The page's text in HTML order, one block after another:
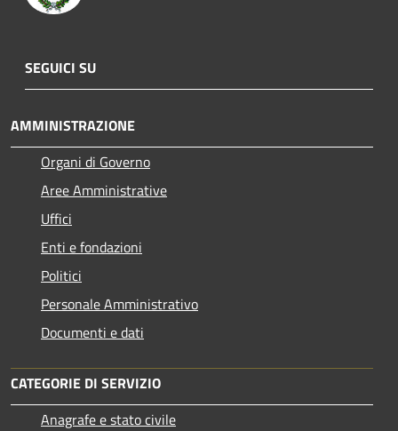
SEGUICI SU
AMMINISTRAZIONE
Organi di Governo
Aree Amministrative
Uffici
Enti e fondazioni
Politici
Personale Amministrativo
Documenti e dati
CATEGORIE DI SERVIZIO
Anagrafe e stato civile